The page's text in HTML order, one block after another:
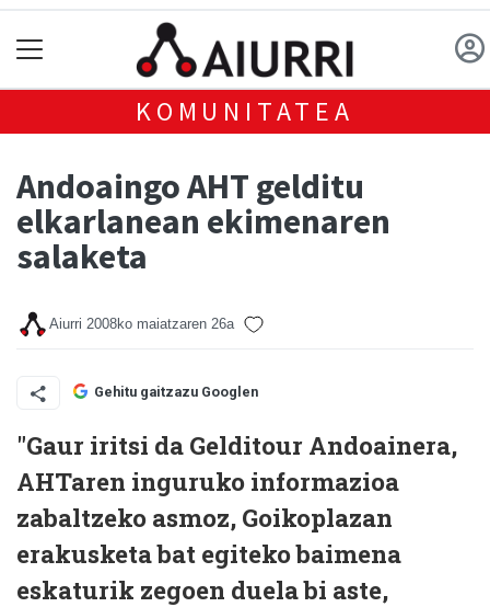
KOMUNITATEA
Andoaingo AHT gelditu
elkarlanean ekimenaren
salaketa
Aiurri 2008ko maiatzaren 26a
Gehitu gaitzazu Googlen
"Gaur iritsi da Gelditour Andoainera,
AHTaren inguruko informazioa
zabaltzeko asmoz, Goikoplazan
erakusketa bat egiteko baimena
eskaturik zegoen duela bi aste,